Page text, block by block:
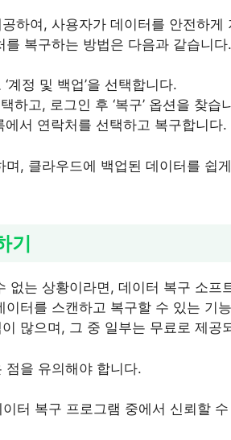
하여, 사용자가 데이터를 안전하게
복구하는 방법은 다음과 같습니다.
계정 및 백업’을 선택합니다.
하고, 로그인 후 ‘복구’ 옵션을 찾습
서 연락처를 선택하고 복구합니다.
, 클라우드에 백업된 데이터를 쉽
기
는 상황이라면, 데이터 복구 소프
터를 스캔하고 복구할 수 있는 기
많으며, 그 중 일부는 무료로 제공
점을 유의해야 합니다.
터 복구 프로그램 중에서 신뢰할